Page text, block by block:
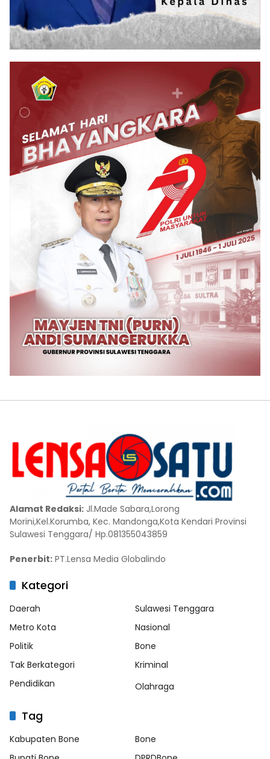
Alamat Redaksi: Jl.Made Sabara,Lorong
Morini,Kel.Korumba, Kec. Mandonga,Kota Kendari Provinsi
Sulawesi Tenggara/ Hp.081355043859
Penerbit: PT.Lensa Media Globalindo
Kategori
Daerah
Sulawesi Tenggara
Metro Kota
Nasional
Politik
Bone
Tak Berkategori
Kriminal
Pendidikan
Olahraga
Tag
Kabupaten Bone
Bone